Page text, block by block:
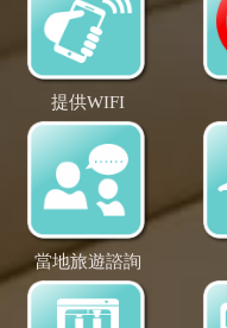
提供WIFI
當地旅遊諮詢